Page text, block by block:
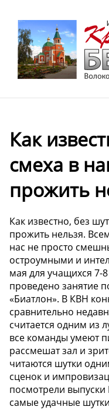
Как
смеха в
прожить
Как известно, без
прожить нельзя.
нас не просто
остроумными и
мая для учащихся
проведено занятие
«Биатлон». В КВН
сравнительно
считается одним из
все команды умеют
рассмешат зал и
читаются шутки
сценок и
посмотрели
самые удачные